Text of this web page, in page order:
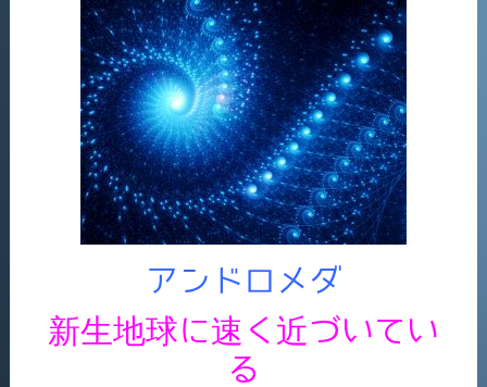
アンドロメダ
新生地球に速く近づいてい
る